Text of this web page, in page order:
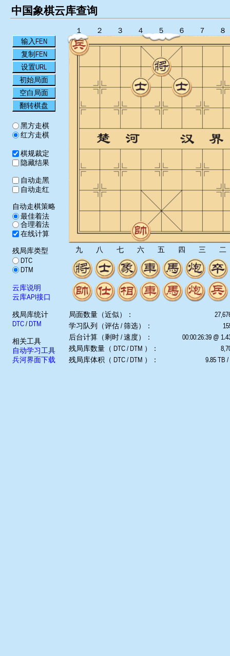
中国象棋云库查询
输入FEN
复制FEN
设置URL
初始局面
空白局面
翻转棋盘
黑方走棋
红方走棋
棋规裁定
隐藏结果
自动走黑
自动走红
自动走棋策略
最佳着法
合理着法
在线计算
残局库类型
DTC
DTM
云库说明
云库API接口
残局库统计
DTC/ DTM
相关工具
自动学习工具
兵河界面下载
１ ２ ３ ４ ５ ６ ７ ８
九 八 七 六 五 四 三 二
局面数量（近似）：
学习队列（评估 / 筛选）：
后台计算（剩时 / 速度）：
00:00:26:39 @
残局库数量（ DTC / DTM ）：
残局库体积（ DTC / DTM ）：
9.85 TB